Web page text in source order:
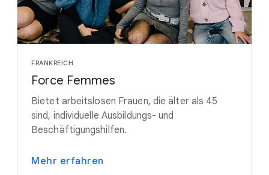
FRANKREICH
Force Femmes
Bietet arbeitslosen Frauen, die älter als 45
sind, individuelle Ausbildungs- und
Beschäftigungshilfen.
Mehr erfahren